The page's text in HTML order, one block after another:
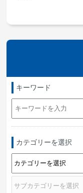
キーワード
カテゴリーを選択